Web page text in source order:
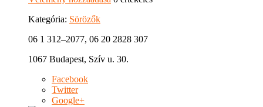
Kategória: Sörözők
06 1 312–2077, 06 20 2828 307
1067 Budapest, Szív u. 30.
Facebook
Twitter
Google+